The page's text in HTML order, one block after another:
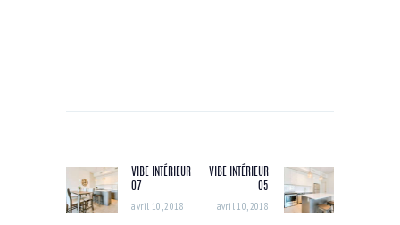
L’ARTICLEPrevious
post:
VIBE INTÉRIEUR
07
avril 10, 2018
Next
post:
VIBE INTÉRIEUR
05
avril 10, 2018